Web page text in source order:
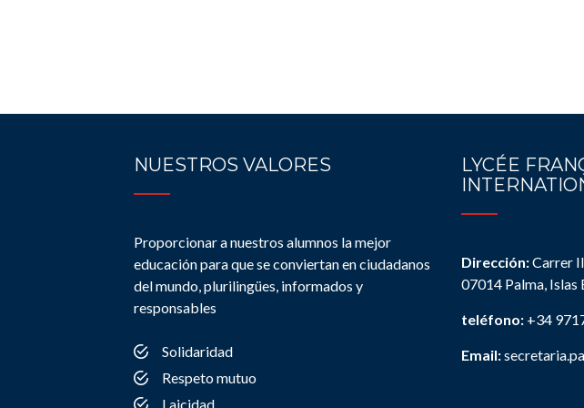
NUESTROS VALORES
Proporcionar a nuestros alumnos la mejor
educación para que se conviertan en ciudadanos
del mundo, plurilingües, informados y
responsables
Solidaridad
Respeto mutuo
Laicidad
LYCÉE
Dirección:Carrer
07014 Palma, Islas
teléfono: +34
Email: